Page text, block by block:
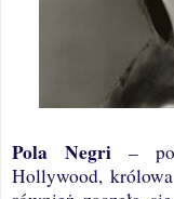
Pola Negri –
Hollywood,